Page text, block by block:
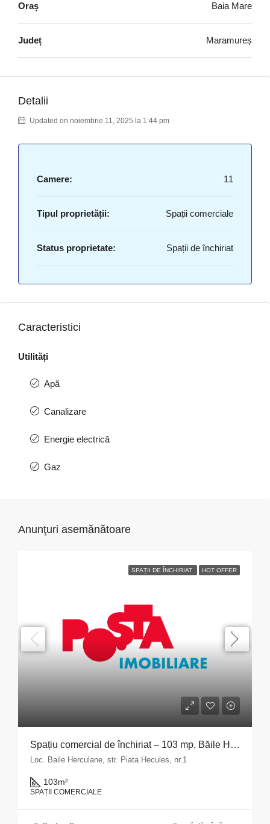
Oraș Baia Mare
Județ Maramureș
Detalii
Updated on noiembrie 11, 2025 la 1:44 pm
Camere: 11
Tipul proprietății: Spații comerciale
Status proprietate: Spații de închiriat
Caracteristici
Utilități
Apă
Canalizare
Energie electrică
Gaz
Anunţuri asemănătoare
SPAȚII DE ÎNCHIRIAT HOT OFFER
Spațiu comercial de închiriat – 103 mp, Băile Herculane
Loc. Baile Herculane, str. Piata Hecules, nr.1
103m²
SPAȚII COMERCIALE